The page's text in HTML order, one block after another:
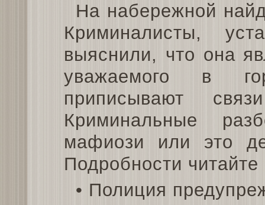
На набережной
Криминалисты,
выяснили, что она
уважаемого в
приписывают
Криминальные
мафиози или это
Подробности читайте
• Полиция